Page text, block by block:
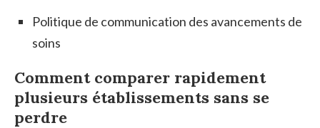
Politique de communication des avancements de
soins
Comment comparer rapidement
plusieurs établissements sans se
perdre